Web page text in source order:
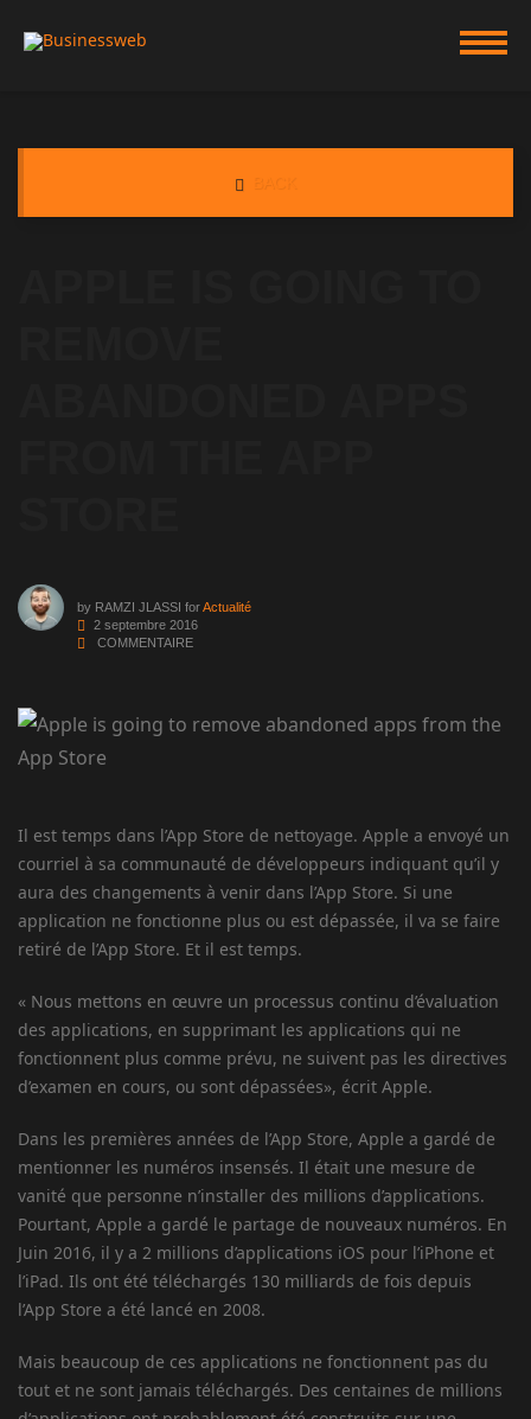
by RAMZI JLASSI forActualité
2 septembre 2016
COMMENTAIRE
Il est temps dans l’App Store de nettoyage. Apple a envoyé un
courriel à sa communauté de développeurs indiquant qu’il y
aura des changements à venir dans l’App Store. Si une
application ne fonctionne plus ou est dépassée, il va se faire
retiré de l’App Store. Et il est temps.
« Nous mettons en œuvre un processus continu d’évaluation
des applications, en supprimant les applications qui ne
fonctionnent plus comme prévu, ne suivent pas les directives
d’examen en cours, ou sont dépassées», écrit Apple.
Dans les premières années de l’App Store, Apple a gardé de
mentionner les numéros insensés. Il était une mesure de
vanité que personne n’installer des millions d’applications.
Pourtant, Apple a gardé le partage de nouveaux numéros. En
Juin 2016, il y a 2 millions d’applications iOS pour l’iPhone et
l’iPad. Ils ont été téléchargés 130 milliards de fois depuis
l’App Store a été lancé en 2008.
Mais beaucoup de ces applications ne fonctionnent pas du
tout et ne sont jamais téléchargés. Des centaines de millions